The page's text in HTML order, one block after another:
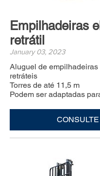
Empilhadeiras
retrátil
January 03, 2023
Aluguel de empilhadeiras
retráteis
Torres de até 11,5 m
Podem ser adaptadas
CONSULTE